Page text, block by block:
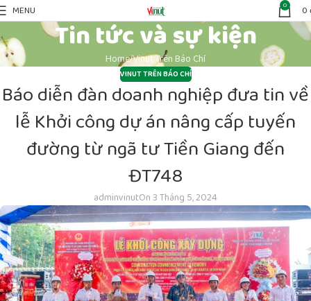
MENU 0 0
Tin tức và sự kiện
HomeVinut Trên Báo Chí
VINUT TRÊN BÁO CHÍ
Báo diễn đàn doanh nghiệp đưa tin về
lễ Khởi công dự án nâng cấp tuyến
đường từ ngã tư Tiền Giang đến
ĐT748
adminvinutOn 3 Tháng 5, 2024